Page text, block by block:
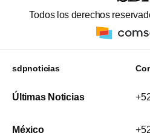
Todos los derechos
sdpnoticias
Últimas Noticias
México